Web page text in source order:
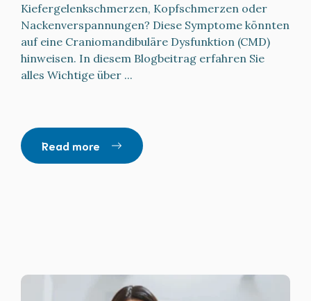
Kiefergelenkschmerzen, Kopfschmerzen oder
Nackenverspannungen? Diese Symptome könnten
auf eine Craniomandibuläre Dysfunktion (CMD)
hinweisen. In diesem Blogbeitrag erfahren Sie
alles Wichtige über ...
Read more